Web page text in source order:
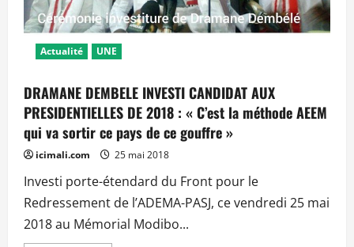
Actualité UNE
DRAMANE DEMBELE INVESTI CANDIDAT AUX
PRESIDENTIELLES DE 2018 : « C’est la méthode AEEM
qui va sortir ce pays de ce gouffre »
icimali.com 25 mai 2018
Investi porte-étendard du Front pour le
Redressement de l’ADEMA-PASJ, ce vendredi 25 mai
2018 au Mémorial Modibo...